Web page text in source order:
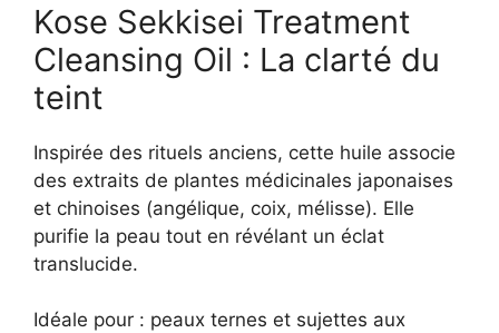
Kose Sekkisei Treatment
Cleansing Oil : La clarté du
teint
Inspirée des rituels anciens, cette huile associe
des extraits de plantes médicinales japonaises
et chinoises (angélique, coix, mélisse). Elle
purifie la peau tout en révélant un éclat
translucide.
Idéale pour : peaux ternes et sujettes aux